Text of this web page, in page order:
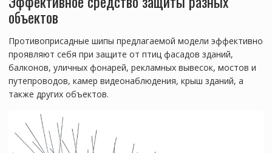
объектов
Противоприсадные шипы предлагаемой модели эффективно
проявляют себя при защите от птиц фасадов зданий,
балконов, уличных фонарей, рекламных вывесок, мостов и
путепроводов, камер видеонаблюдения, крыш зданий, а
также других объектов.